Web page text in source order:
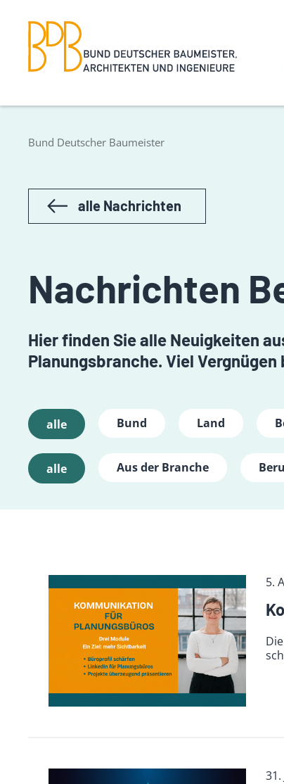
Bund Deutscher Baumeister
alle Nachrichten
Nachrichten
Hier finden Sie alle Neuigkeiten
Planungsbranche. Viel
alle Bund Land
alle Aus der Branche
5.
31.